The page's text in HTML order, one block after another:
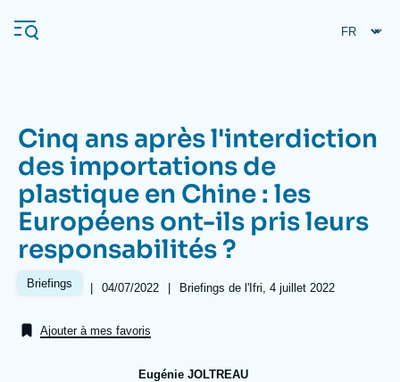
au
contenu
Navigation
principale
L'Ifri
Analyses
À propos de l'Ifri Recherches fréquentes
Cinq ans après l'interdiction
des importations de
plastique en Chine : les
Européens ont-ils pris leurs
responsabilités ?
Briefings |
Date
publication
04/07/2022 | Références
Briefings de l'Ifri, 4 juillet 2022
Ajouter à mes favoris
Eugénie JOLTREAU